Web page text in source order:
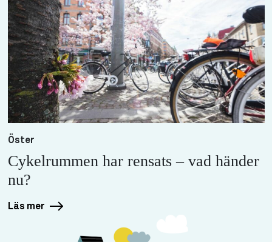
Öster
Cykelrummen har rensats – vad händer
nu?
Läs mer